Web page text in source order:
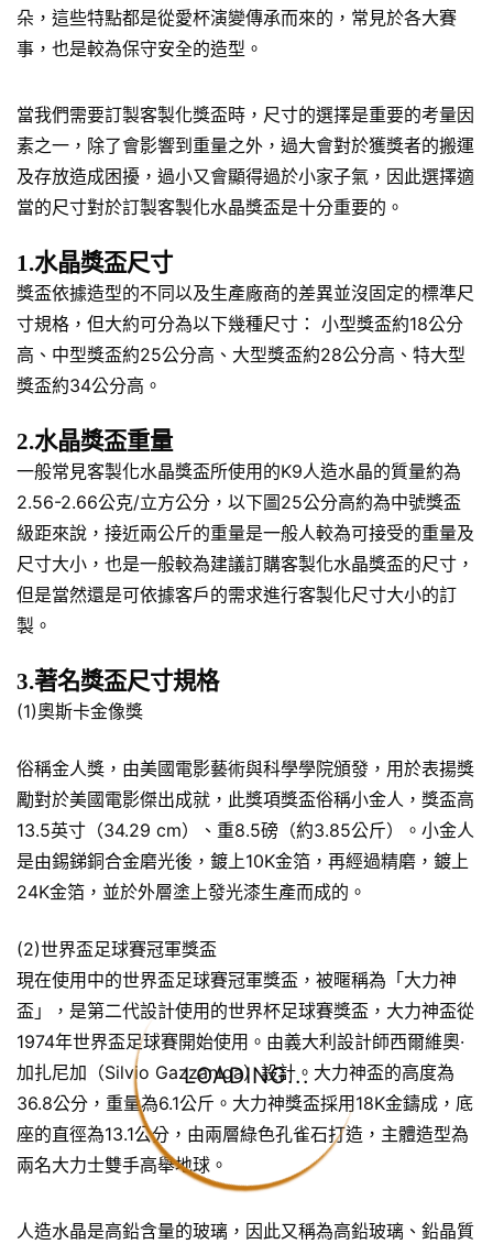
LOADING...
朵，這些特點都是從愛杯演變傳承而來的，常見於各大賽
事，也是較為保守安全的造型。
當我們需要訂製客製化獎盃時，尺寸的選擇是重要的考量因
素之一，除了會影響到重量之外，過大會對於獲獎者的搬運
及存放造成困擾，過小又會顯得過於小家子氣，因此選擇適
當的尺寸對於訂製客製化水晶獎盃是十分重要的。
1.水晶獎盃尺寸
獎盃依據造型的不同以及生產廠商的差異並沒固定的標準尺
寸規格，但大約可分為以下幾種尺寸： 小型獎盃約18公分
高、中型獎盃約25公分高、大型獎盃約28公分高、特大型
獎盃約34公分高。
2.水晶獎盃重量
一般常見客製化水晶獎盃所使用的K9人造水晶的質量約為
2.56-2.66公克/立方公分，以下圖25公分高約為中號獎盃
級距來說，接近兩公斤的重量是一般人較為可接受的重量及
尺寸大小，也是一般較為建議訂購客製化水晶獎盃的尺寸，
但是當然還是可依據客戶的需求進行客製化尺寸大小的訂
製。
3.著名獎盃尺寸規格
(1)奧斯卡金像獎
俗稱金人獎，由美國電影藝術與科學學院頒發，用於表揚獎
勵對於美國電影傑出成就，此獎項獎盃俗稱小金人，獎盃高
13.5英寸（34.29 cm）、重8.5磅（約3.85公斤）。小金人
是由錫銻銅合金磨光後，鍍上10K金箔，再經過精磨，鍍上
24K金箔，並於外層塗上發光漆生產而成的。
(2)世界盃足球賽冠軍獎盃
現在使用中的世界盃足球賽冠軍獎盃，被暱稱為「大力神
盃」，是第二代設計使用的世界杯足球賽獎盃，大力神盃從
1974年世界盃足球賽開始使用。由義大利設計師西爾維奧·
加扎尼加（Silvio Gazzaniga）設計。大力神盃的高度為
36.8公分，重量為6.1公斤。大力神獎盃採用18K金鑄成，底
座的直徑為13.1公分，由兩層綠色孔雀石打造，主體造型為
兩名大力士雙手高舉地球。
人造水晶是高鉛含量的玻璃，因此又稱為高鉛玻璃、鉛晶質